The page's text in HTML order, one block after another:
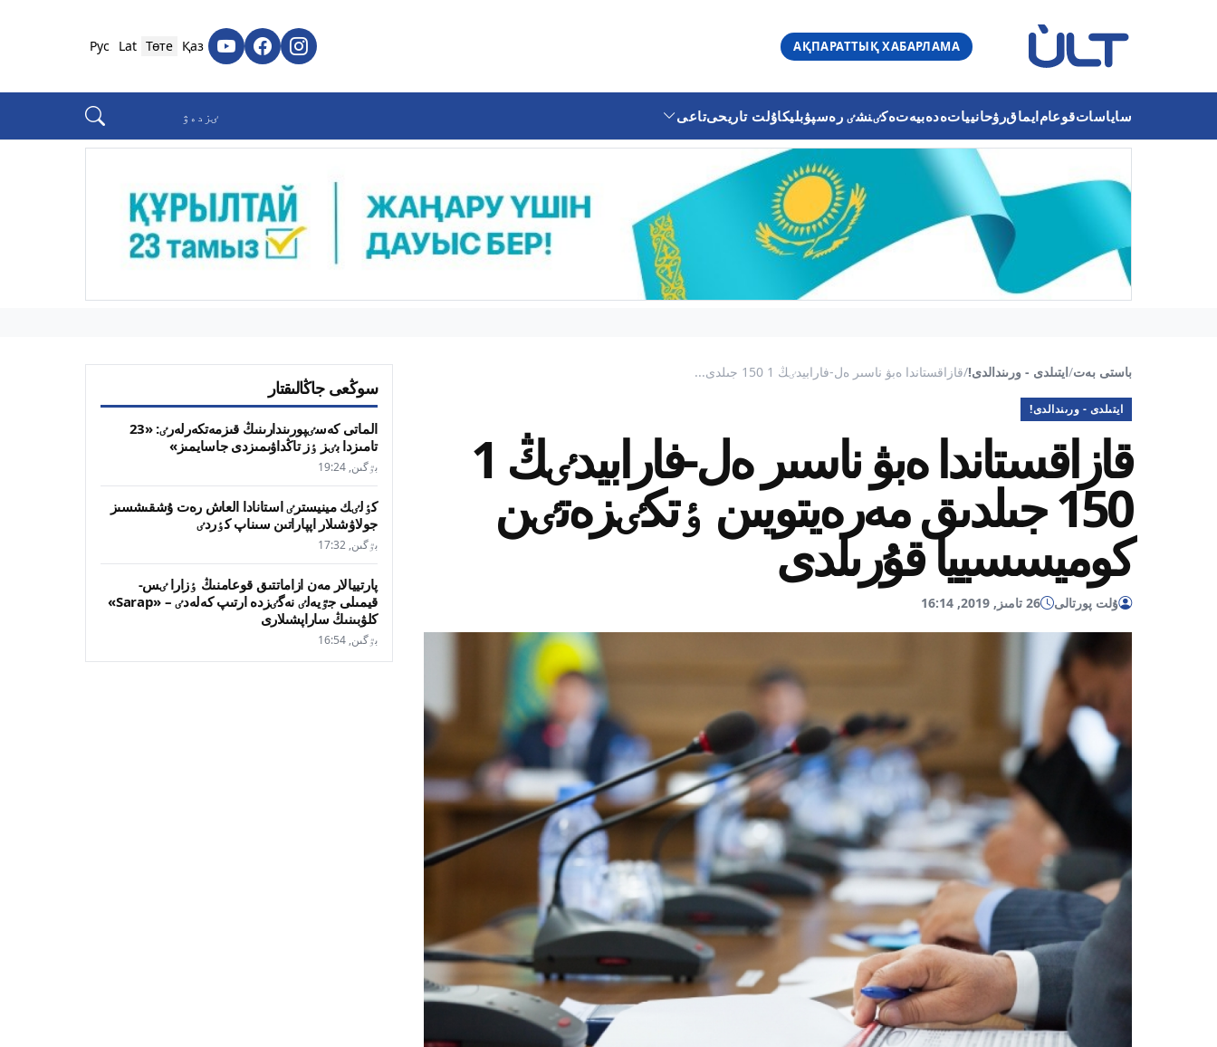
АҚПАРАТТЫҚ ХАБАРЛАМА
Қаз
Төте
Lat
Рус
ساياساتقوعامايماقرۋحانيياتەدەبيەتەكٸنشٸ رەسپۋبليكاۇلت تاريحىتاعى
باستى بەت/ايتىلدى - ورىندالدى!/قازاقستاندا ەبۋ ناسىر ەل-فارابيدٸڭ 1 150 جىلدى...
ايتىلدى - ورىندالدى!
قازاقستاندا ەبۋ ناسىر ەل-فارابيدٸڭ 1
150 جىلدىق مەرەيتويىن ٶتكٸزەتٸن
كوميسسييا قۇرىلدى
ۇلت پورتالى 26 تامىز, 2019, 16:14
سوڭعى جاڭالىقتار
الماتى كەسٸپورىندارىنىڭ قىزمەتكەرلەرٸ: «23
تامىزدا بٸز ٶز تاڭداۋىمىزدى جاسايمىز»
بٷگىن, 19:24
كٶلٸك مينيسترٸ استانادا العاش رەت ۇشقىشسىز
جولاۋشىلار اپپاراتىن سىناپ كٶردٸ
بٷگىن, 17:32
پارتييالار مەن ازاماتتىق قوعامنىڭ ٶزارا ٸس-
قيمىلى جٷيەلٸ نەگٸزدە ارتىپ كەلەدٸ – «Sarap»
كلۋبىنىڭ ساراپشىلارى
بٷگىن, 16:54